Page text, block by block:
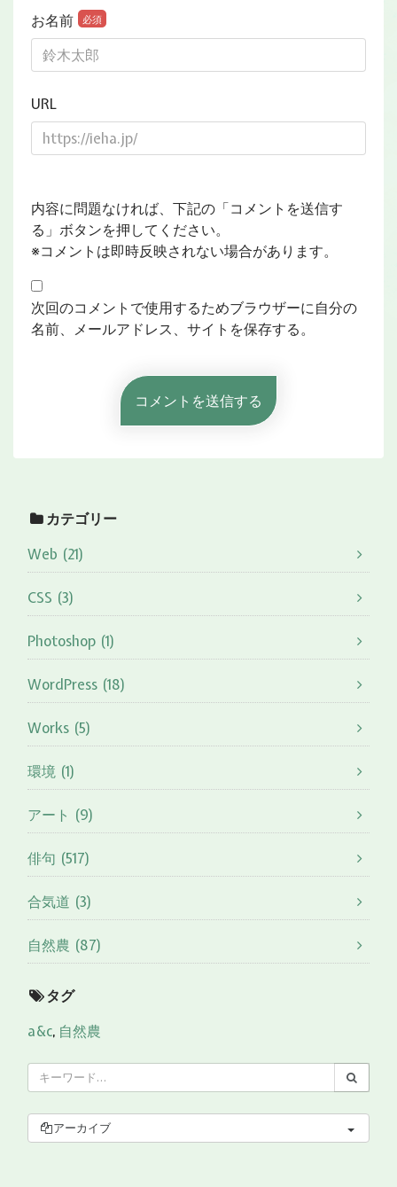
お名前 必須
URL
内容に問題なければ、下記の「コメントを送信す
る」ボタンを押してください。
※コメントは即時反映されない場合があります。
次回のコメントで使用するためブラウザーに自分の
名前、メールアドレス、サイトを保存する。
カテゴリー
Web (21)
CSS (3)
Photoshop (1)
WordPress (18)
Works (5)
環境 (1)
アート (9)
俳句 (517)
合気道 (3)
自然農 (87)
タグ
a&c, 自然農
アーカイブ